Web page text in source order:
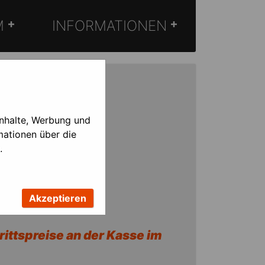
INFORMATIONEN
an der Kasse im
Werbung und
über die
Akzeptieren